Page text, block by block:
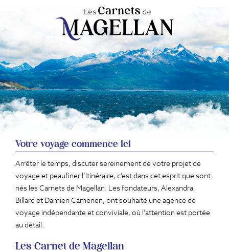
chauffeur pour l'itinéraire établi
du voyage.
Votre voyage commence ici
Arrêter le temps, discuter sereinement de votre projet de
voyage et peaufiner l’itinéraire, c’est dans cet esprit que sont
nés les Carnets de Magellan. Les fondateurs, Alexandra
Billard et Damien Camenen, ont souhaité une agence de
voyage indépendante et conviviale, où l’attention est portée
au détail.
Les Carnet de Magellan